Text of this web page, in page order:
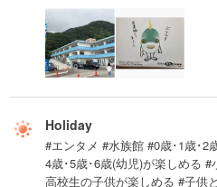
Holiday
#エンタメ #水族館 #0歳･1歳･2
4歳･5歳･6歳(幼児)が楽しめる
高校生の子供が楽しめる #子供